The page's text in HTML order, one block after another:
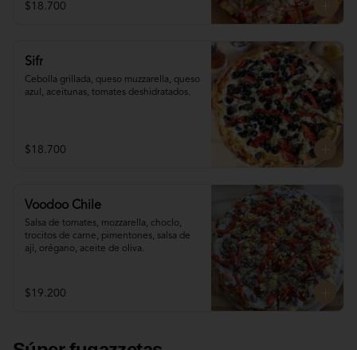
$18.700
Sifr
Cebolla grillada, queso muzzarella, queso
azul, aceitunas, tomates deshidratados.
$18.700
Voodoo Chile
Salsa de tomates, mozzarella, choclo,
trocitos de carne, pimentones, salsa de
ají, orégano, aceite de oliva.
$19.200